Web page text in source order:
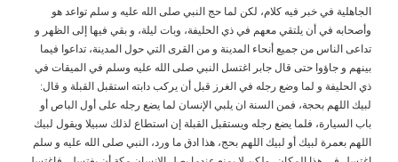
الجاهلية في خبر فيه كلام، لكن لما حج النبي صلى الله عليه و سلم تواعد هو
وأصحابه في أن يلتقي معهم في ذي الحليفة، وبات ليلة، و بقي فيها إلى الظهر و
تداعى الناس من جميع أنحاء المدينة و من القرى التي حول المدينة، تداعوا فيما
بينهم و جاؤوا حتى قال جابر اغتسل النبي صلى الله عليه وسلم في الميقات في
ذي الحليفة و لما وضع رجله في الغرز قبل أن يركب دابته استقبل القبلة و قال:
لبيك اللهم بحجة، فمن السنة ان يلبي الإنسان لما يضع رجله على أول الباص أو
باب السيارة، فلما يضع رجله ويستقبل القبلة إن استطاع لذلك سبيلا ويقول لبيك
اللهم بعمرة لبيك أو لبيك اللهم بحج، هذا ادق ما ورد، النبي صلى الله عليه و سلم